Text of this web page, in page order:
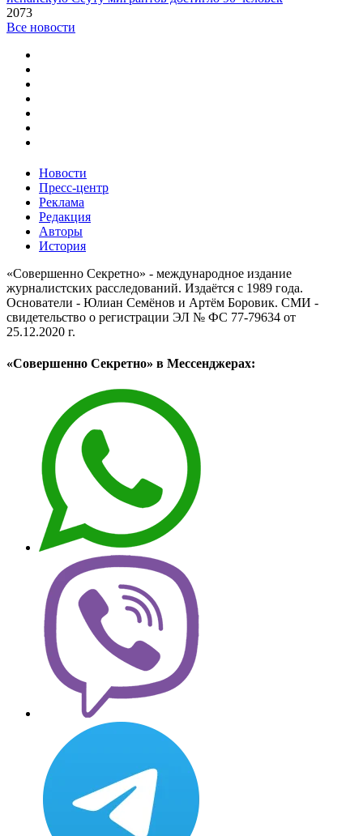
2073
Все новости
Новости
Пресс-центр
Реклама
Редакция
Авторы
История
«Совершенно Секретно» - международное издание
журналистских расследований. Издаётся с 1989 года.
Основатели - Юлиан Семёнов и Артём Боровик. CМИ -
свидетельство о регистрации ЭЛ № ФС 77-79634 от
25.12.2020 г.
«Совершенно Секретно» в Мессенджерах: